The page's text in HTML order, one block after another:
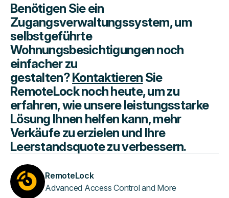
Benötigen Sie ein
Zugangsverwaltungssystem, um
selbstgeführte
Wohnungsbesichtigungen noch
einfacher zu
gestalten?Kontaktieren Sie
RemoteLock noch heute, um zu
erfahren, wie unsere leistungsstarke
Lösung Ihnen helfen kann, mehr
Verkäufe zu erzielen und Ihre
Leerstandsquote zu verbessern.
RemoteLock
Advanced Access Control and More